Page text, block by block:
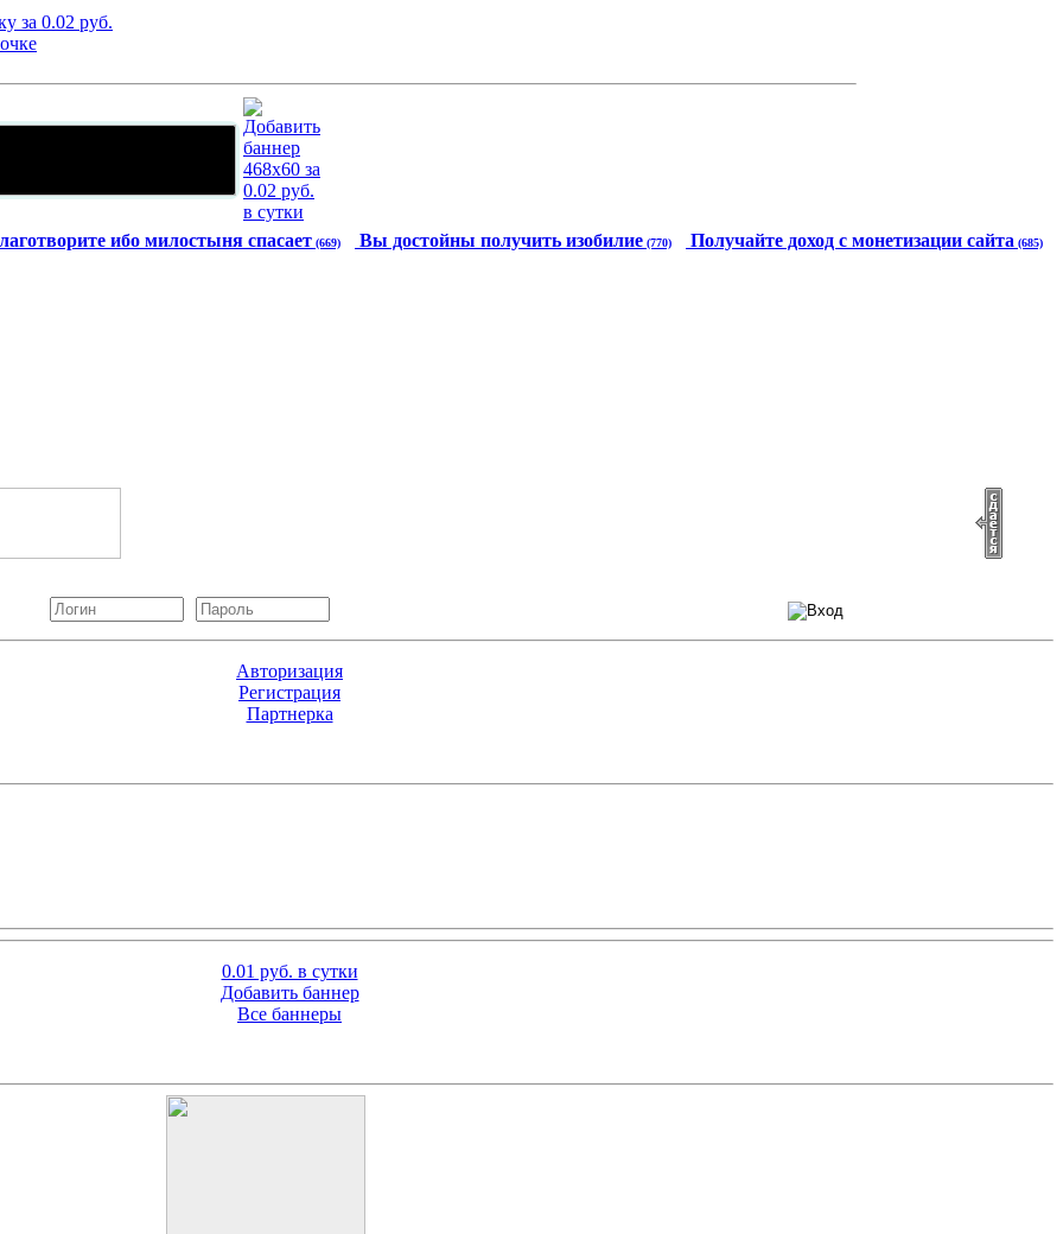
ибо милостыня спасает (669) Вы достойны получить изобилие (770) Получайте доход с монетизации сайта (685)
Авторизация
Регистрация
Партнерка
0.01 руб. в сутки
Добавить баннер
Все баннеры